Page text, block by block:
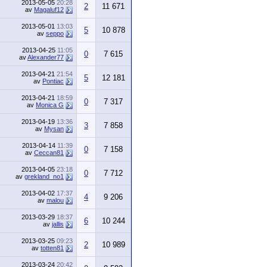
2013-05-05 20:28
av Magaluf12 2 11 671
2013-05-01 13:03
av seppo 5 10 878
2013-04-25 11:05
avAlexander77 0 7 615
2013-04-21 21:54
av Pontiac 5 12 181
2013-04-21 18:59
av Monica G 0 7 317
2013-04-19 13:36
av Mysan 3 7 858
2013-04-14 11:39
av Ceccan81 0 7 158
2013-04-05 23:18
av grekland_no1 0 7 712
2013-04-02 17:37
av malou 4 9 206
2013-03-29 18:37
av jallis 6 10 244
2013-03-25 09:23
av totten81 2 10 989
2013-03-24 20:42